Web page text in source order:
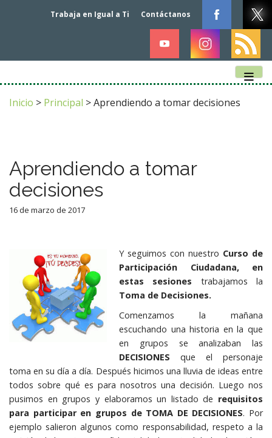
Main menu
Inicio > Principal >Aprendiendo a tomar decisiones
Aprendiendo a tomar
decisiones
16 de marzo de 2017
Y seguimos con nuestro Curso de
Participación Ciudadana, en
estas sesiones trabajamos la
Toma de Decisiones.
Comenzamos la mañana
escuchando una historia en la que
en grupos se analizaban las
DECISIONES que el personaje
toma en su día a día. Después hicimos una lluvia de ideas entre
todos sobre qué es para nosotros una decisión. Luego nos
pusimos en grupos y elaboramos un listado de requisitos
para participar en grupos de TOMA DE DECISIONES. Por
ejemplo salieron algunos como responsabilidad, respeto a la
Trabaja en Igual a Ti Contáctanos